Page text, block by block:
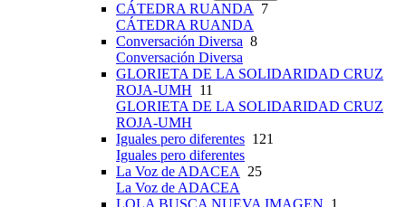
CÁTEDRA RUANDA
7
CÁTEDRA RUANDA
Conversación Diversa 8
Conversación Diversa
GLORIETA DE LA SOLIDARIDAD CRUZ
ROJA-UMH 11
GLORIETA DE LA SOLIDARIDAD CRUZ
ROJA-UMH
Iguales pero diferentes 121
Iguales pero diferentes
La Voz de ADACEA
25
La Voz de ADACEA